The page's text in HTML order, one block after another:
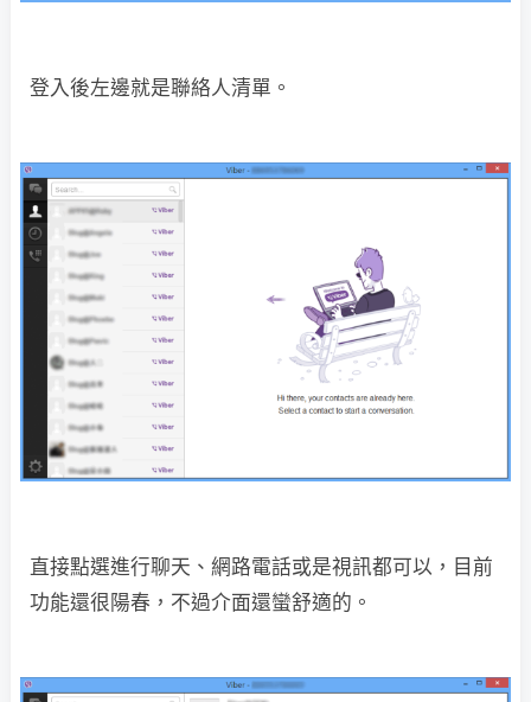
登入後左邊就是聯絡人清單。
直接點選進行聊天、網路電話或是視訊都可以，目前
功能還很陽春，不過介面還蠻舒適的。